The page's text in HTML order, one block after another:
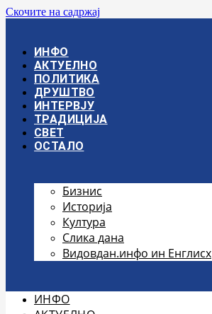
Скочите на садржај
ИНФО
АКТУЕЛНО
ПОЛИТИКА
ДРУШТВО
ИНТЕРВЈУ
ТРАДИЦИЈА
СВЕТ
ОСТАЛО
Бизнис
Историја
Култура
Слика дана
Видовдан.инфо ин Енглисх
ИНФО